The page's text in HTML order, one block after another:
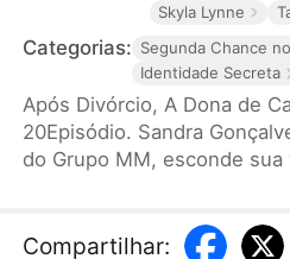
Skyla Lynne
Categorias: Segunda Chance
Identidade Secreta
Após Divórcio, A Dona de
20Episódio. Sandra
do Grupo MM, esconde
sofre traições e
Compartilhar: